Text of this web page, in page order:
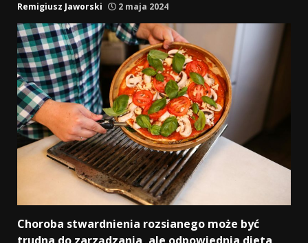
Remigiusz Jaworski 2 maja 2024
Choroba stwardnienia rozsianego może być